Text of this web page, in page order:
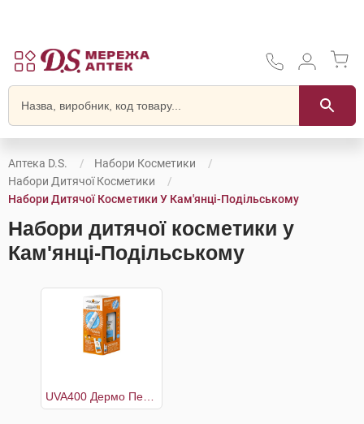
Аптека D.S.
Набори Косметики
Набори Дитячої Косметики
Набори Дитячої Косметики У Кам'янці-Подільському
Набори дитячої косметики у
Кам'янці-Подільському